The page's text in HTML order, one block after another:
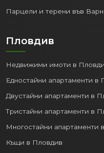
Парцели и терени във
Пловдив
Недвижими имоти в
Едностайни апартаменти в
Двустайни апартаменти в
Тристайни апартаменти в
Многостайни апартаменти
Къщи в Пловдив